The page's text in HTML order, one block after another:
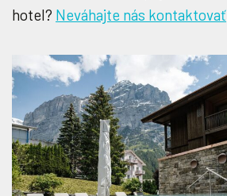
hotel? Neváhajte nás kontaktovať